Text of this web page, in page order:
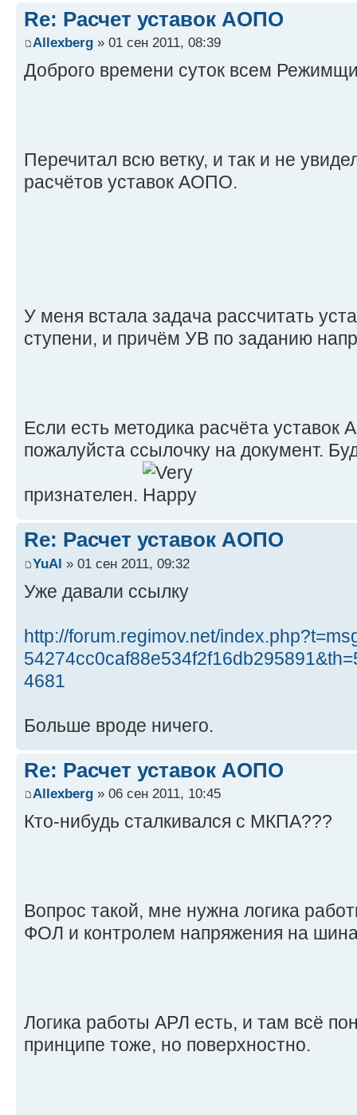
Re: Расчет уставок АОПО
Allexberg » 01 сен 2011, 08:39
Доброго времени суток всем
Перечитал всю ветку, и так и не
расчётов уставок АОПО.
У меня встала задача рассчитать
ступени, и причём УВ по заданию
Если есть методика расчёта уставок
пожалуйста ссылочку на документ.
признателен.
Re: Расчет уставок АОПО
YuAl » 01 сен 2011, 09:32
Уже давали ссылку
http://forum.regimov.net/
4681
Больше вроде ничего.
Re: Расчет уставок АОПО
Allexberg » 06 сен 2011, 10:45
Кто-нибудь сталкивался с МКПА???
Вопрос такой, мне нужна логика
ФОЛ и контролем напряжения на
Логика работы АРЛ есть, и там всё
принципе тоже, но поверхностно.